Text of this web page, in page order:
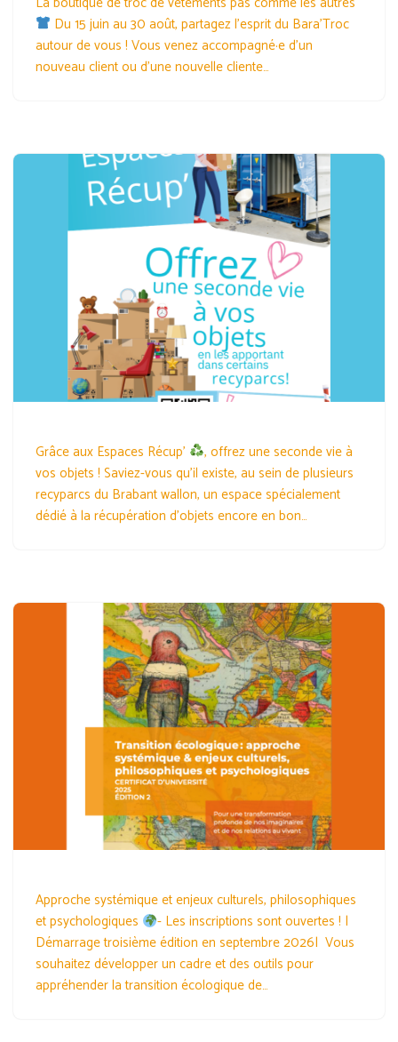
Du 15 juin au 30 août, partagez l’esprit du Bara’Troc
autour de vous ! Vous venez accompagné·e d’un
nouveau client ou d’une nouvelle cliente…
Grâce aux Espaces Récup’
, offrez une seconde vie à
vos objets ! Saviez-vous qu’il existe, au sein de plusieurs
recyparcs du Brabant wallon, un espace spécialement
dédié à la récupération d’objets encore en bon…
Approche systémique et enjeux culturels, philosophiques
et psychologiques
- Les inscriptions sont ouvertes ! |
Démarrage troisième édition en septembre 2026| Vous
souhaitez développer un cadre et des outils pour
appréhender la transition écologique de…